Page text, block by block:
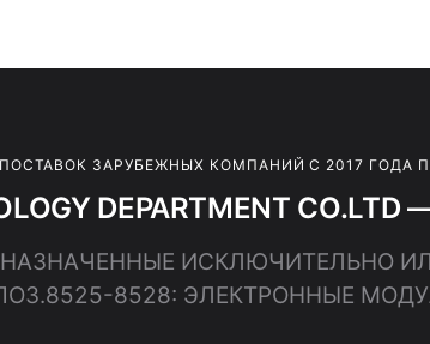
ЗАРУБЕЖНЫХ КОМПАНИЙ С 2017 ГОДА
DEPARTMENT
ИСКЛЮЧИТЕЛЬНО
8528: ЭЛЕКТРОННЫЕ